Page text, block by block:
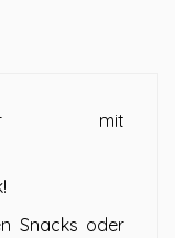
mit
Snacks oder